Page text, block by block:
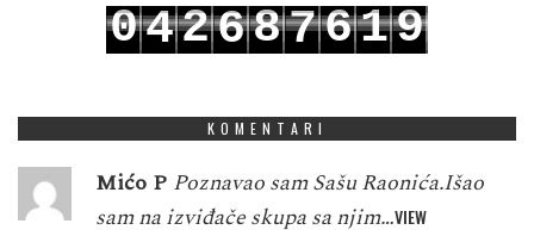
042687619
KOMENTARI
Mićo P Poznavao sam Sašu Raonića.Išao
sam na izviđače skupa sa njim…VIEW